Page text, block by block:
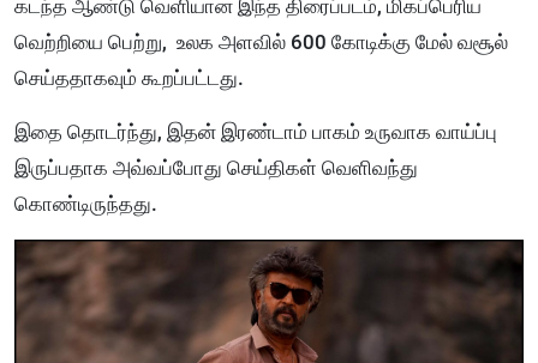
கடந்த ஆண்டு வெளியான இந்த திரைப்படம், மிகப்பெரிய
வெற்றியை பெற்று, உலக அளவில் 600 கோடிக்கு மேல் வசூல்
செய்ததாகவும் கூறப்பட்டது.
இதை தொடர்ந்து, இதன் இரண்டாம் பாகம் உருவாக வாய்ப்பு
இருப்பதாக அவ்வப்போது செய்திகள் வெளிவந்து
கொண்டிருந்தது.